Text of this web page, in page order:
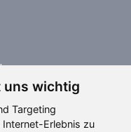
uns wichtig
Targeting
Erlebnis zu